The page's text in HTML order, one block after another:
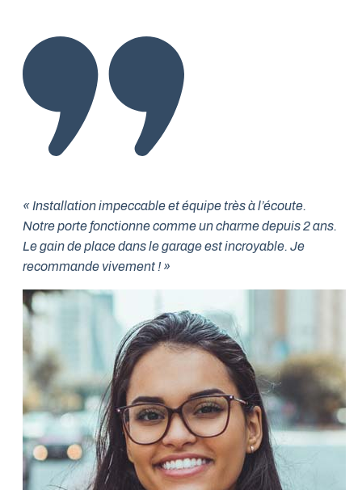
« Installation impeccable et équipe très à l’écoute.
Notre porte fonctionne comme un charme depuis 2 ans.
Le gain de place dans le garage est incroyable. Je
recommande vivement ! »